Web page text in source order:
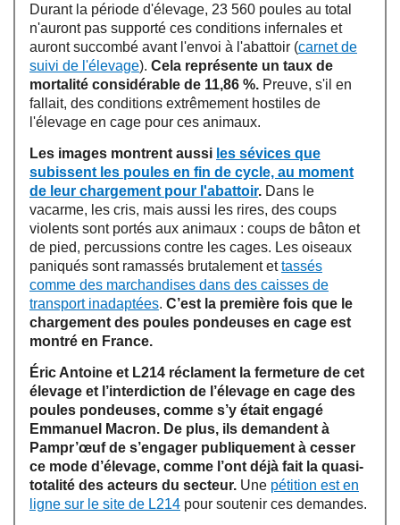
Durant la période d'élevage, 23 560 poules au total
n'auront pas supporté ces conditions infernales et
auront succombé avant l'envoi à l'abattoir (carnet de
suivi de l'élevage). Cela représente un taux de
mortalité considérable de 11,86 %. Preuve, s'il en
fallait, des conditions extrêmement hostiles de
l'élevage en cage pour ces animaux.
Les images montrent aussi les sévices que
subissent les poules en fin de cycle, au moment
de leur chargement pour l'abattoir. Dans le
vacarme, les cris, mais aussi les rires, des coups
violents sont portés aux animaux : coups de bâton et
de pied, percussions contre les cages. Les oiseaux
paniqués sont ramassés brutalement ettassés
comme des marchandises dans des caisses de
transport inadaptées. C’est la première fois que le
chargement des poules pondeuses en cage est
montré en France.
Éric Antoine et L214 réclament la fermeture de cet
élevage et l’interdiction de l’élevage en cage des
poules pondeuses, comme s’y était engagé
Emmanuel Macron. De plus, ils demandent à
Pampr’œuf de s’engager publiquement à cesser
ce mode d’élevage, comme l’ont déjà fait la quasi-
totalité des acteurs du secteur. Une pétition est en
ligne sur le site de L214 pour soutenir ces demandes.